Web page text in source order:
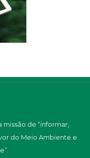
de “informar,
do Meio Ambiente e